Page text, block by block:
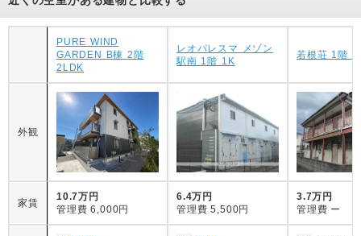
PURE WIND
GARDEN B棟 2階
2LDK
レオパレスマ メゾン
駅南 1階 1K
若根荘 1階
外観
家賃
10.7万円
管理費 6,000円
6.4万円
管理費 5,500円
3.7万円
管理費 ー